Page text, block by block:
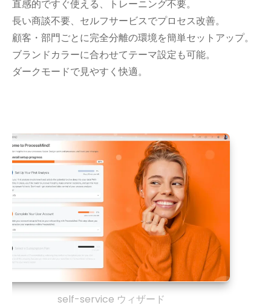
直感的ですぐ使える、トレーニング不要。
長い商談不要、セルフサービスでプロセス改善。
顧客・部門ごとに完全分離の環境を簡単セットアップ。
ブランドカラーに合わせてテーマ設定も可能。
ダークモードで見やすく快適。
self-service ウィザード